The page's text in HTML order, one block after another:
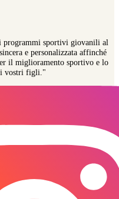
sportivi giovanili al
e personalizzata affinché
il miglioramento sportivo e lo
vostri figli."